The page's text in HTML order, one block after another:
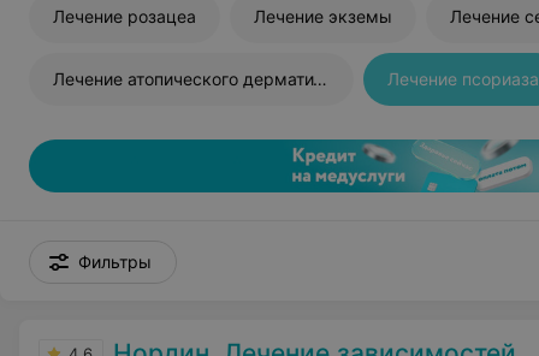
Лечение розацеа Лечение экземы Лечение
Лечение атопического дерматита Лечение псориаза
Фильтры